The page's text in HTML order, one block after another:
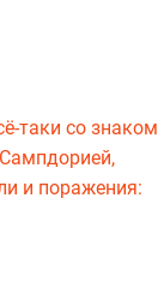
таки со знаком
и поражения: